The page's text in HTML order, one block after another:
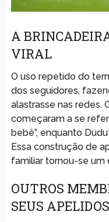
A
VIRAL
O uso repetido do
dos seguidores,
alastrasse nas redes.
começaram a se
bebê”, enquanto
Essa construção de
familiar tornou-se
OUTROS
SEUS APELIDOS